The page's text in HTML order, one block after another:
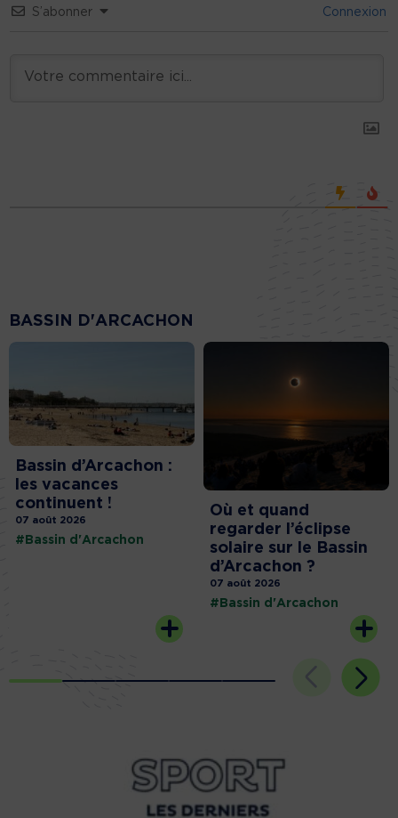
S’abonner Connexion
BASSIN D'ARCACHON
Bassin d’Arcachon :
les vacances
continuent !
07 août 2026
#Bassin d'Arcachon
Où et quand
regarder l’éclipse
solaire sur le Bassin
d’Arcachon ?
07 août 2026
#Bassin d'Arcachon